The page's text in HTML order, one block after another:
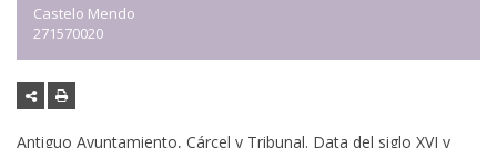
Castelo Mendo
271570020
Antiguo Ayuntamiento, Cárcel y Tribunal. Data del siglo XVI y